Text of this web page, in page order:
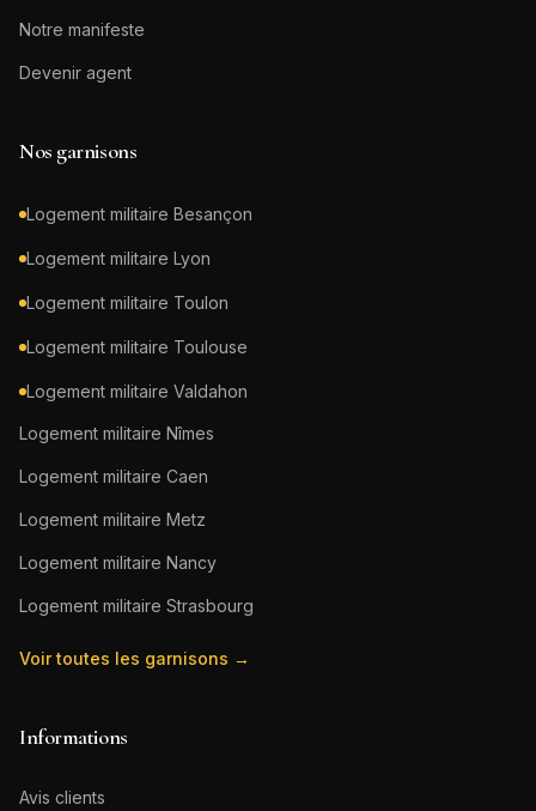
Notre manifeste
Devenir agent
Nos garnisons
Logement militaire Besançon
Logement militaire Lyon
Logement militaire Toulon
Logement militaire Toulouse
Logement militaire Valdahon
Logement militaire Nîmes
Logement militaire Caen
Logement militaire Metz
Logement militaire Nancy
Logement militaire Strasbourg
Voir toutes les garnisons →
Informations
Avis clients